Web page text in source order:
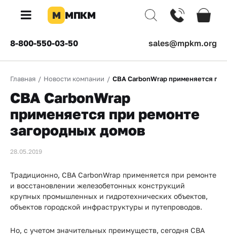
×
КОМПАНИЯ
О
компании
Доставка
Оплата
Каталог
товаров
Бренды
Прайс-
М МПКМ
8-800-550-03-50 sales@mpkm.org
Главная / Новости компании / СВА CarbonWrap применяется
СВА CarbonWrap
применяется при ремонте
загородных домов
28.05.2019
Традиционно, СВА CarbonWrap применяется при ремонте
и восстановлении железобетонных конструкций
крупных промышленных и гидротехнических объектов,
объектов городской инфраструктуры и путепроводов.
Но, с учетом значительных преимуществ, сегодня СВА